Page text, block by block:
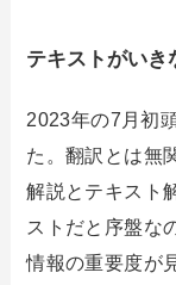
テキストがいき
2023年の7月初
た。翻訳とは無
解説とテキスト
ストだと序盤な
情報の重要度が